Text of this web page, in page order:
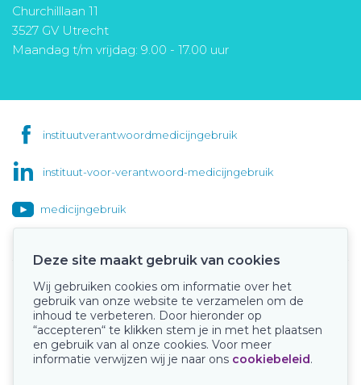
Churchilllaan 11
3527 GV Utrecht
Maandag t/m vrijdag: 9.00 - 17.00 uur
instituutverantwoordmedicijngebruik
instituut-voor-verantwoord-medicijngebruik
medicijngebruik
Onze keurmerken
Deze site maakt gebruik van cookies
Wij gebruiken cookies om informatie over het
gebruik van onze website te verzamelen om de
inhoud te verbeteren. Door hieronder op
“accepteren“ te klikken stem je in met het plaatsen
en gebruik van al onze cookies. Voor meer
informatie verwijzen wij je naar ons cookiebeleid.